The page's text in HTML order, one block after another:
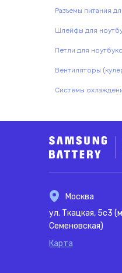
Разъемы питания
Шлейфы для
Петли для
Вентиляторы
Системы
Москва
ул. Ткацкая, 5с3
Семеновская)
Карта